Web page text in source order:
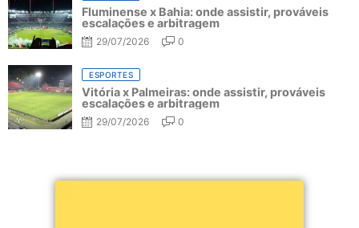
Fluminense x Bahia: onde assistir, prováveis
escalações e arbitragem
29/07/2026 0
ESPORTES
Vitória x Palmeiras: onde assistir, prováveis
escalações e arbitragem
29/07/2026 0